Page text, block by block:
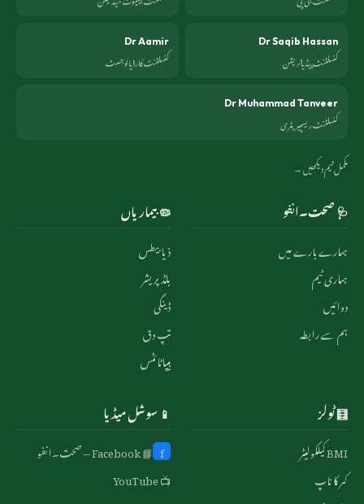
Dr Saqib Hassan
کنسلٹنٹ پیڈیاٹریشن
Dr Aamir
کنسلٹنٹ کارڈیالوجسٹ
Dr Muhammad Tanveer
کنسلٹنٹ ریسپیریٹری
مکمل ٹیم دیکھیں →
🩺 صحت۔انفو
ہمارے بارے میں
ہماری ٹیم
دوائیں
ہم سے رابطہ
🦠 بیماریاں
ذیابیطس
بلڈ پریشر
ڈینگی
تپ دق
ہیپاٹائٹس
🧮 ٹولز
BMI کیلکولیٹر
کمر کا ناپ
📱 سوشل میڈیا
f 📘 Facebook — صحت۔انفو
📺 YouTube